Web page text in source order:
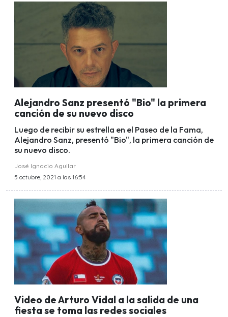
Alejandro Sanz presentó "Bio" la primera
canción de su nuevo disco
Luego de recibir su estrella en el Paseo de la Fama,
Alejandro Sanz, presentó "Bio", la primera canción de
su nuevo disco.
José Ignacio Aguilar
5 octubre, 2021 a las 16:54
Video de Arturo Vidal a la salida de una
fiesta se toma las redes sociales